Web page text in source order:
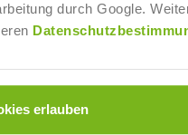
durch Google.
erlauben
und
und